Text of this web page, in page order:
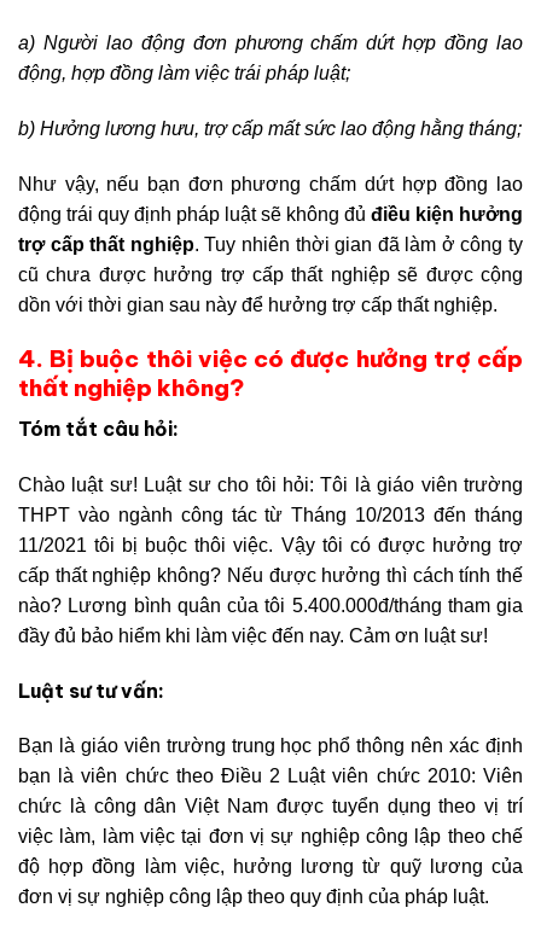
a) Người lao động đơn phương chấm dứt hợp đồng lao
động, hợp đồng làm việc trái pháp luật;
b) Hưởng lương hưu, trợ cấp mất sức lao động hằng tháng;
Như vậy, nếu bạn đơn phương chấm dứt hợp đồng lao
động trái quy định pháp luật sẽ không đủ điều kiện hưởng
trợ cấp thất nghiệp. Tuy nhiên thời gian đã làm ở công ty
cũ chưa được hưởng trợ cấp thất nghiệp sẽ được cộng
dồn với thời gian sau này để hưởng trợ cấp thất nghiệp.
4. Bị buộc thôi việc có được hưởng trợ cấp
thất nghiệp không?
Tóm tắt câu hỏi:
Chào luật sư! Luật sư cho tôi hỏi: Tôi là giáo viên trường
THPT vào ngành công tác từ Tháng 10/2013 đến tháng
11/2021 tôi bị buộc thôi việc. Vậy tôi có được hưởng trợ
cấp thất nghiệp không? Nếu được hưởng thì cách tính thế
nào? Lương bình quân của tôi 5.400.000đ/tháng tham gia
đầy đủ bảo hiểm khi làm việc đến nay. Cảm ơn luật sư!
Luật sư tư vấn:
Bạn là giáo viên trường trung học phổ thông nên xác định
bạn là viên chức theo Điều 2 Luật viên chức 2010: Viên
chức là công dân Việt Nam được tuyển dụng theo vị trí
việc làm, làm việc tại đơn vị sự nghiệp công lập theo chế
độ hợp đồng làm việc, hưởng lương từ quỹ lương của
đơn vị sự nghiệp công lập theo quy định của pháp luật.